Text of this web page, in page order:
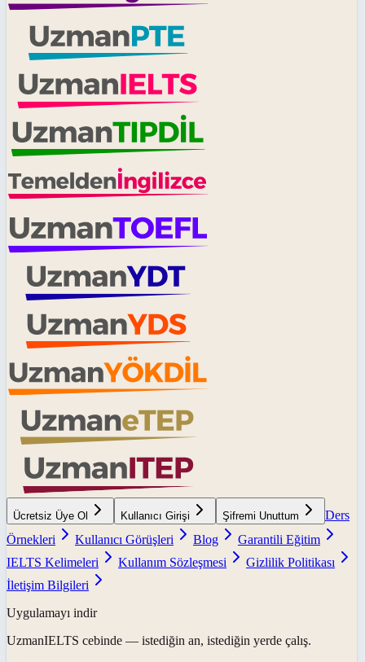
Ücretsiz Üye Ol Kullanıcı Girişi Şifremi Unuttum
Ders
Örnekleri
Kullanıcı Görüşleri Blog
Garantili Eğitim
IELTS Kelimeleri
Kullanım Sözleşmesi
Gizlilik Politikası
İletişim Bilgileri
Uygulamayı indir
UzmanIELTS cebinde — istediğin an, istediğin yerde çalış.